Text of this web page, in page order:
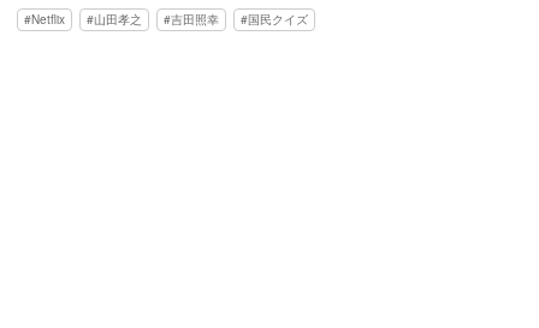
Netflix 山田孝之 吉田照幸 国民クイズ